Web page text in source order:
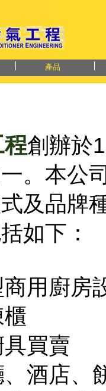
產品
創辦於
。本公
及品牌
如下：
用廚房
買賣
酒店、